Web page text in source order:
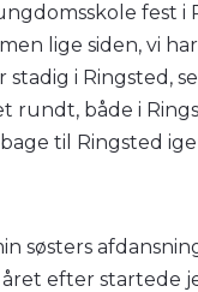
fest i
lige siden, vi
stadig i Ringsted,
rundt, både i
til Ringsted
søsters
året efter startede